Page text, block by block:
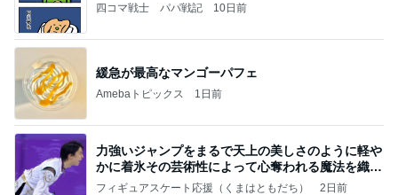
四コマ戦士 パパ戦記 10日前
緩急が最高なマンゴーパフェ
Amebaトピックス 1日前
力強いジャンプをまるで天上の美しさのように軽や
かに着氷その芸術性によって心奪われる魔法を織り
なす
フィギュアスケート応援（くまはともだち） 2日前